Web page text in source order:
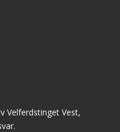
Velferdstinget Vest,